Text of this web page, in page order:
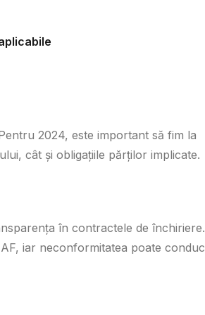
2024, este important să fim la
cât și obligațiile părților implicate.
în contractele de închiriere.
iar neconformitatea poate